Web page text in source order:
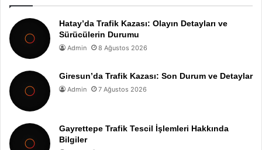
Hatay’da Trafik Kazası: Olayın Detayları ve
Sürücülerin Durumu
Admin 8 Ağustos 2026
Giresun’da Trafik Kazası: Son Durum ve Detaylar
Admin 7 Ağustos 2026
Gayrettepe Trafik Tescil İşlemleri Hakkında
Bilgiler